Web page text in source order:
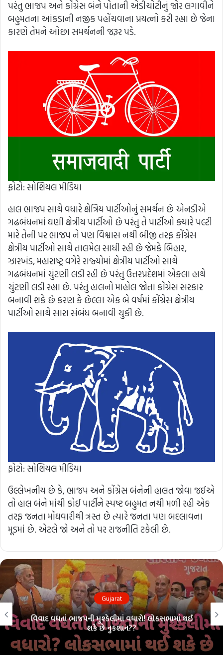
પરંતુ ભાજપ અને કોંગ્રેસ બંને પોતાની એડીચોટીનું જોર લગાવીને
બહુમતના આંકડાની નજીક પહોંચવાના પ્રયત્નો કરી રહ્યા છે જેના
કારણે તેમને ઓછા સમર્થનની જરૂર પડે.
ફોટો: સોશિયલ મીડિયા
હાલ ભાજપ સાથે વધારે ક્ષેત્રિય પાર્ટીઓનું સમર્થન છે એનડીએ
ગઢબંધનમાં ઘણી ક્ષેત્રીય પાર્ટીઓ છે પરંતુ તે પાર્ટીઓ ક્યારે પલ્ટી
મારે તેની પર ભાજપ ને પણ વિશ્વાસ નથી બીજી તરફ કોંગ્રેસ
ક્ષેત્રીય પાર્ટીઓ સાથે તાલમેલ સાધી રહી છે જેમકે બિહાર,
ઝારખંડ, મહારાષ્ટ્ર વગેરે રાજ્યોમાં ક્ષેત્રીય પાર્ટીઓ સાથે
ગઢબંધનમાં ચુંટણી લડી રહી છે પરંતુ ઉત્તરપ્રદેશમાં એકલા હાથે
ચુંટણી લડી રહ્યા છે. પરંતુ હાલનો માહોલ જોતા કોંગ્રેસ સરકાર
બનાવી શકે છે કરણ કે છેલ્લા એક બે વર્ષમાં કોંગ્રેસ ક્ષેત્રીય
પાર્ટીઓ સાથે સારા સંબંધ બનાવી ચુકી છે.
ફોટો: સોશિયલ મીડિયા
ઉલ્લેખનીય છે કે, ભાજપ અને કોંગ્રેસ બંનેની હાલત જોવા જઈએ
તો હાલ બંને માંથી કોઈ પાર્ટીને સ્પષ્ટ બહુમત નથી મળી રહી એક
તરફ જનતા મોંઘવારીથી ત્રસ્ત છે ત્યારે જનતા પણ બદલાવના
મૂડમાં છે. એટલે જો અને તો પર રાજનીતિ ટકેલી છે.
થઈ
Gujarat
લોકસભા ચૂંટણી પહેલાં ભાજપમાં ભંગાણ??
પરંપરા તૂટશે?? જાણો!!